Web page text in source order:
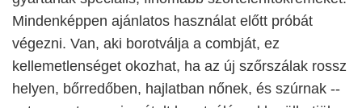
Mindenképpen ajánlatos használat előtt próbát
végezni. Van, aki borotválja a combját, ez
kellemetlenséget okozhat, ha az új szőrszálak rossz
helyen, bőrredőben, hajlatban nőnek, és szúrnak --